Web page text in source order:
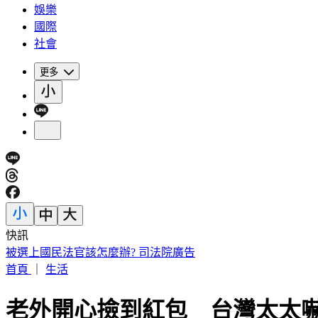
娛樂
國際
社會
更多
快訊
被選上國民法官該怎麼辦? 司法院廣告
首頁
生活
老外開心撿到紅包 台灣太太